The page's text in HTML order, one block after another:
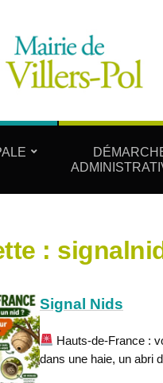
:
Signal Nids
Hauts-de-France :
dans une haie, un abri